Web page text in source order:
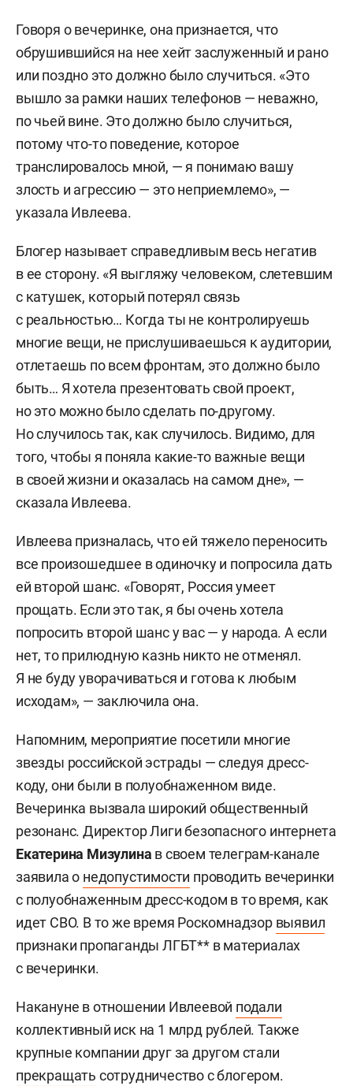
Говоря о вечеринке, она признается, что
обрушившийся на нее хейт заслуженный и рано
или поздно это должно было случиться. «Это
вышло за рамки наших телефонов — неважно,
по чьей вине. Это должно было случиться,
потому что-то поведение, которое
транслировалось мной, — я понимаю вашу
злость и агрессию — это неприемлемо», —
указала Ивлеева.
Блогер называет справедливым весь негатив
в ее сторону. «Я выгляжу человеком, слетевшим
с катушек, который потерял связь
с реальностью… Когда ты не контролируешь
многие вещи, не прислушиваешься к аудитории,
отлетаешь по всем фронтам, это должно было
быть… Я хотела презентовать свой проект,
но это можно было сделать по-другому.
Но случилось так, как случилось. Видимо, для
того, чтобы я поняла какие-то важные вещи
в своей жизни и оказалась на самом дне», —
сказала Ивлеева.
Ивлеева призналась, что ей тяжело переносить
все произошедшее в одиночку и попросила дать
ей второй шанс. «Говорят, Россия умеет
прощать. Если это так, я бы очень хотела
попросить второй шанс у вас — у народа. А если
нет, то прилюдную казнь никто не отменял.
Я не буду уворачиваться и готова к любым
исходам», — заключила она.
Напомним, мероприятие посетили многие
звезды российской эстрады — следуя дресс-
коду, они были в полуобнаженном виде.
Вечеринка вызвала широкий общественный
резонанс. Директор Лиги безопасного интернета
Екатерина Мизулина в своем телеграм-канале
заявила о недопустимости проводить вечеринки
с полуобнаженным дресс-кодом в то время, как
идет СВО. В то же время Роскомнадзор выявил
признаки пропаганды ЛГБТ** в материалах
с вечеринки.
Накануне в отношении Ивлеевой подали
коллективный иск на 1 млрд рублей. Также
крупные компании друг за другом стали
прекращать сотрудничество с блогером.